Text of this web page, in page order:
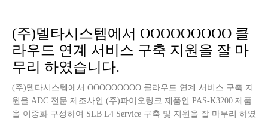
(주)델타시스템에서 OOOOOOOOO 클
라우드 연계 서비스 구축 지원을 잘 마
무리 하였습니다.
(주)델타시스템에서 OOOOOOOOO 클라우드 연계 서비스 구축 지
원을 ADC 전문 제조사인 (주)파이오링크 제품인 PAS-K3200 제품
을 이중화 구성하여 SLB L4 Service 구축 및 지원을 잘 마무리 하였